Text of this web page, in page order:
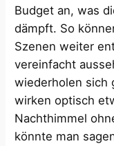
Budget an, was
dämpft​. So
Szenen weiter
vereinfacht
wiederholen sich
wirken optisch
Nachthimmel
könnte man